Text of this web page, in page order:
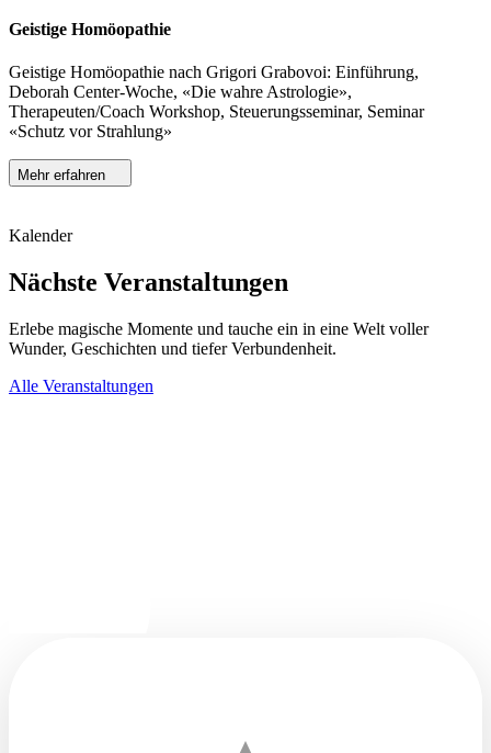
Geistige Homöopathie
Geistige Homöopathie nach Grigori Grabovoi: Einführung,
Deborah Center-Woche, «Die wahre Astrologie»,
Therapeuten/Coach Workshop, Steuerungsseminar, Seminar
«Schutz vor Strahlung»
Mehr erfahren
Kalender
Nächste Veranstaltungen
Erlebe magische Momente und tauche ein in eine Welt voller
Wunder, Geschichten und tiefer Verbundenheit.
Alle Veranstaltungen